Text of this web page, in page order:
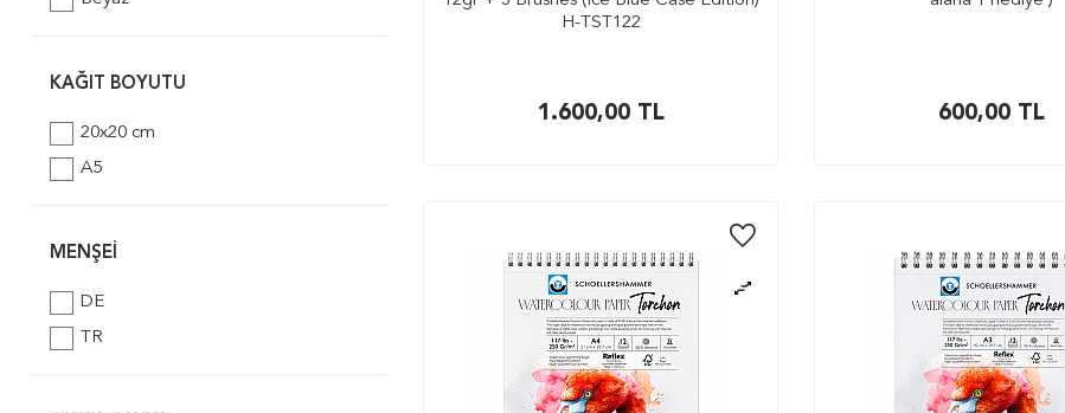
KAĞIT BOYUTU
20x20 cm
A5
MENŞEI
DE
TR
H-TST122
1.600,00TL 600,00 TL